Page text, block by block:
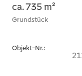
ca. 735 m²
Grundstück
Objekt-Nr.: